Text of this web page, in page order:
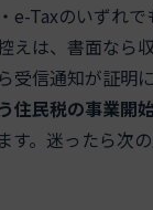
e-Taxのいずれ
えは、書面なら
受信通知が証明
住民税の事業開
す。迷ったら次